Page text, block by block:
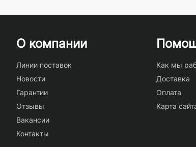
О компании
Линии поставок
Новости
Гарантии
Отзывы
Вакансии
Контакты
Как мы
Доставка
Оплата
Карта